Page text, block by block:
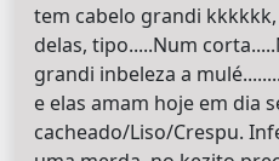
tem cabelo grandi
delas, tipo.....Num
grandi inbeleza a
e elas amam hoje em dia
cacheado/Liso/Crespu.